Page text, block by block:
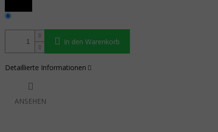
In den Warenkorb
Detaillierte Informationen
ANSEHEN